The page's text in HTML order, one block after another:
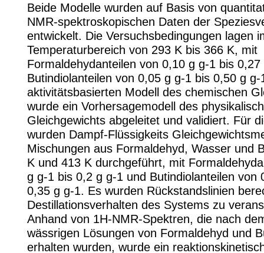
Beide Modelle wurden auf Basis von
NMR-spektroskopischen Daten der
entwickelt. Die Versuchsbedingungen lagen
Temperaturbereich von 293 K bis 366 K, mit
Formaldehydanteilen von 0,10 g g-1 bis
Butindiolanteilen von 0,05 g g-1 bis 0,50 g g-
aktivitätsbasierten Modell des chemischen
wurde ein Vorhersagemodell des
Gleichgewichts abgeleitet und validiert. Für
wurden Dampf-Flüssigkeits
Mischungen aus Formaldehyd, Wasser und
K und 413 K durchgeführt, mit
g g-1 bis 0,2 g g-1 und Butindiolanteilen von
0,35 g g-1. Es wurden Rückstandslinien
Destillationsverhalten des Systems zu
Anhand von 1H-NMR-Spektren, die nach
wässrigen Lösungen von Formaldehyd und
erhalten wurden, wurde ein